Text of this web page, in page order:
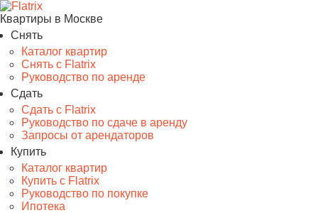
Квартиры в Москве
Снять
Каталог квартир
Снять с Flatrix
Руководство по аренде
Сдать
Сдать с Flatrix
Руководство по сдаче в аренду
Запросы от арендаторов
Купить
Каталог квартир
Купить с Flatrix
Руководство по покупке
Ипотека